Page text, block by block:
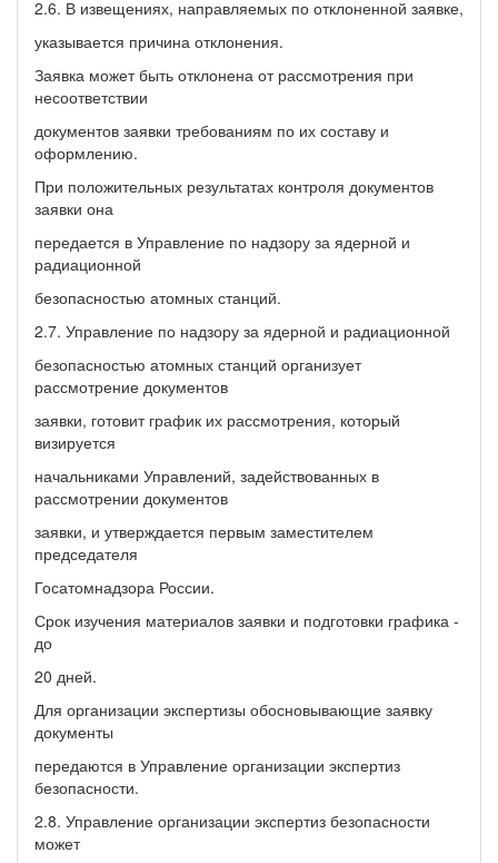
2.6. В извещениях, направляемых по отклоненной заявке,
указывается причина отклонения.
Заявка может быть отклонена от рассмотрения при
несоответствии
документов заявки требованиям по их составу и
оформлению.
При положительных результатах контроля документов
заявки она
передается в Управление по надзору за ядерной и
радиационной
безопасностью атомных станций.
2.7. Управление по надзору за ядерной и радиационной
безопасностью атомных станций организует
рассмотрение документов
заявки, готовит график их рассмотрения, который
визируется
начальниками Управлений, задействованных в
рассмотрении документов
заявки, и утверждается первым заместителем
председателя
Госатомнадзора России.
Срок изучения материалов заявки и подготовки графика -
до
20 дней.
Для организации экспертизы обосновывающие заявку
документы
передаются в Управление организации экспертиз
безопасности.
2.8. Управление организации экспертиз безопасности
может